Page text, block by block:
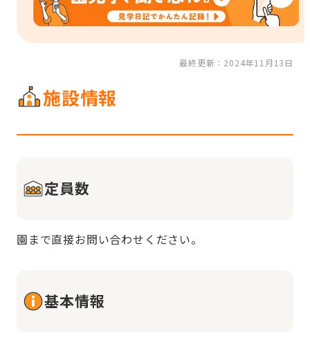
最終更新：2024年11月13日
施設情報
定員数
園まで直接お問い合わせください。
基本情報